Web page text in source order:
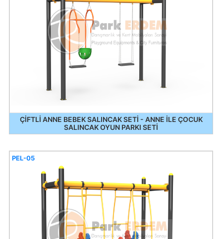
ÇİFTLİ ANNE BEBEK SALINCAK SETİ - ANNE İLE ÇOCUK
SALINCAK OYUN PARKI SETİ
PEL-05